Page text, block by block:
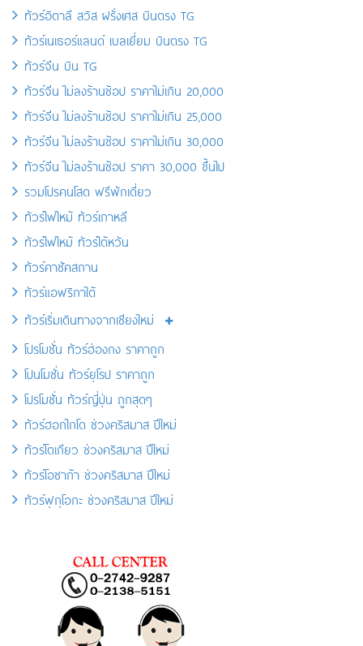
ทัวร์อิตาลี สวิส ฝรั่งเศส บินตรง TG
ทัวร์เนเธอร์แลนด์ เบลเยี่ยม บินตรง TG
ทัวร์จีน บิน TG
ทัวร์จีน ไม่ลงร้านช้อป ราคาไม่เกิน 20,000
ทัวร์จีน ไม่ลงร้านช้อป ราคาไม่เกิน 25,000
ทัวร์จีน ไม่ลงร้านช้อป ราคาไม่เกิน 30,000
ทัวร์จีน ไม่ลงร้านช้อป ราคา 30,000 ขึ้นไป
รวมโปรคนโสด ฟรีพักเดี่ยว
ทัวร์ไฟไหม้ ทัวร์เกาหลี
ทัวร์ไฟไหม้ ทัวร์ไต้หวัน
ทัวร์คาซัคสถาน
ทัวร์แอฟริกาใต้
ทัวร์เริ่มเดินทางจากเชียงใหม่
โปรโมชั่น ทัวร์ฮ่องกง ราคาถูก
โปนโมชั่น ทัวร์ยุโรป ราคาถูก
โปรโมชั่น ทัวร์ญี่ปุ่น ถูกสุดๆ
ทัวร์ฮอกไกโด ช่วงคริสมาส ปีใหม่
ทัวร์โตเกียว ช่วงคริสมาส ปีใหม่
ทัวร์โอซาก้า ช่วงคริสมาส ปีใหม่
ทัวร์ฟุกุโอกะ ช่วงคริสมาส ปีใหม่